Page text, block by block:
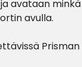
avataan
avulla.